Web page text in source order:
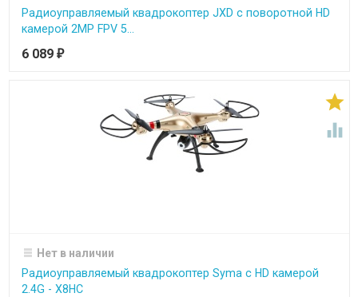
Радиоуправляемый квадрокоптер JXD с поворотной HD
камерой 2MP FPV 5...
6 089 ₽


Нет в наличии
Радиоуправляемый квадрокоптер Syma с HD камерой
2.4G - X8HC